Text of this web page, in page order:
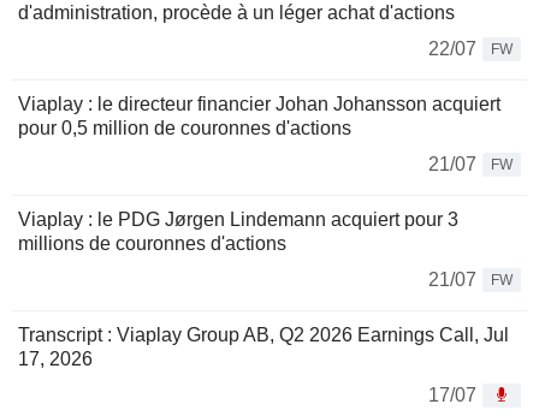
d'administration, procède à un léger achat d'actions
22/07
FW
Viaplay : le directeur financier Johan Johansson acquiert
pour 0,5 million de couronnes d'actions
21/07
FW
Viaplay : le PDG Jørgen Lindemann acquiert pour 3
millions de couronnes d'actions
21/07
FW
Transcript : Viaplay Group AB, Q2 2026 Earnings Call, Jul
17, 2026
17/07